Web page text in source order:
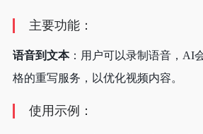
主要功能：
语音到文本：用户可以录制语音，AI
格的重写服务，以优化视频内容。
使用示例：